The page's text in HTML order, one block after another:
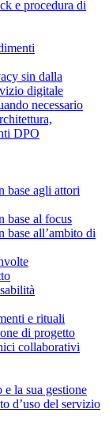
e procedura di
sin dalla
digitale
necessario
DPO
base agli attori
base al focus
base all’ambito di
e rituali
di progetto
collaborativi
la sua gestione
d’uso del servizio